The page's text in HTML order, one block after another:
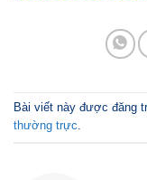
Bài viết này được đăng
thường trực.